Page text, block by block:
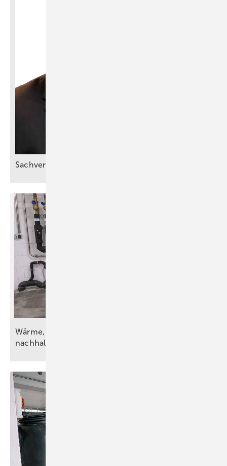
Sachverstand statt
Wärme, Kälte, Wasser und Strom – vorsätzlich
nachhaltig